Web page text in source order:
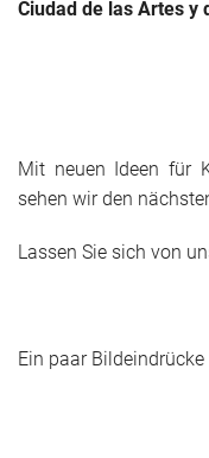
Ciudad de las Artes y
Mit neuen Ideen für
sehen wir den
Lassen Sie sich von
Ein paar